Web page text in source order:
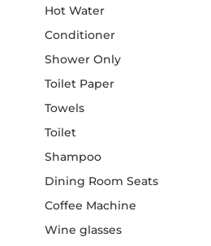
Hot Water
Conditioner
Shower Only
Toilet Paper
Towels
Toilet
Shampoo
Dining Room Seats
Coffee Machine
Wine glasses